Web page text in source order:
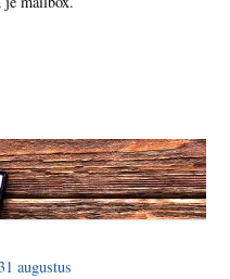
augustus